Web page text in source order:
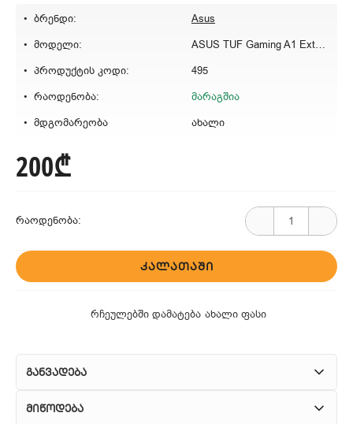
ბრენდი:
Asus
მოდელი:
ASUS TUF Gaming A1 External M.2 Enclosure
პროდუქტის კოდი:
495
რაოდენობა:
მარაგშია
მდგომარეობა
ახალი
200₾
რაოდენობა:
ᲙᲐᲚᲐᲗᲐᲨᲘ
რჩეულებში დამატება ახალი ფასი
განვადება
მიწოდება